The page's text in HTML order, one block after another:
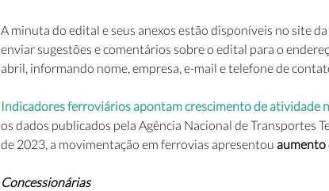
A minuta do edital e seus anexos estão disponíveis no site
enviar sugestões e comentários sobre o edital para o
abril, informando nome, empresa, e-mail e telefone de
Indicadores ferroviários apontam crescimento de atividade
os dados publicados pela Agência Nacional de Transportes
de 2023, a movimentação em ferrovias apresentou aumento
Concessionárias